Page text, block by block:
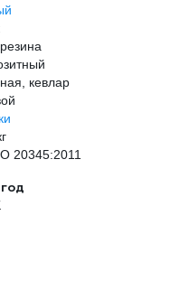
кевлар
20345:2011